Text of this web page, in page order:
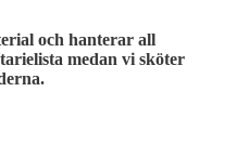
och hanterar all
medan vi sköter